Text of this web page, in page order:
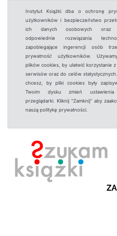
Instytut Książki dba o ochronę
użytkowników i bezpieczeństwo
ich danych osobowych oraz
odpowiednie rozwiązania
zapobiegające ingerencji osób
prywatność użytkowników.
plików cookies, by ułatwić korzystanie z
serwisów oraz do celów
chcesz, by pliki cookies były
Twoim dysku zmień ustawienia
przeglądarki. Kliknij "Zamknij" aby
naszą politykę prywatności.